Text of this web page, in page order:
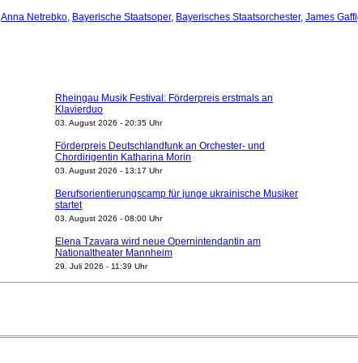
Anna Netrebko, Bayerische Staatsoper, Bayerisches Staatsorchester, James
Rheingau Musik Festival: Förderpreis erstmals an
Klavierduo
03. August 2026 - 20:35 Uhr
Förderpreis Deutschlandfunk an Orchester- und
Chordirigentin Katharina Morin
03. August 2026 - 13:17 Uhr
Berufsorientierungscamp für junge ukrainische Musiker
startet
03. August 2026 - 08:00 Uhr
Elena Tzavara wird neue Opernintendantin am
Nationaltheater Mannheim
29. Juli 2026 - 11:39 Uhr
Kammerorchester Heilbronn: Chefdirigent Risto Joost